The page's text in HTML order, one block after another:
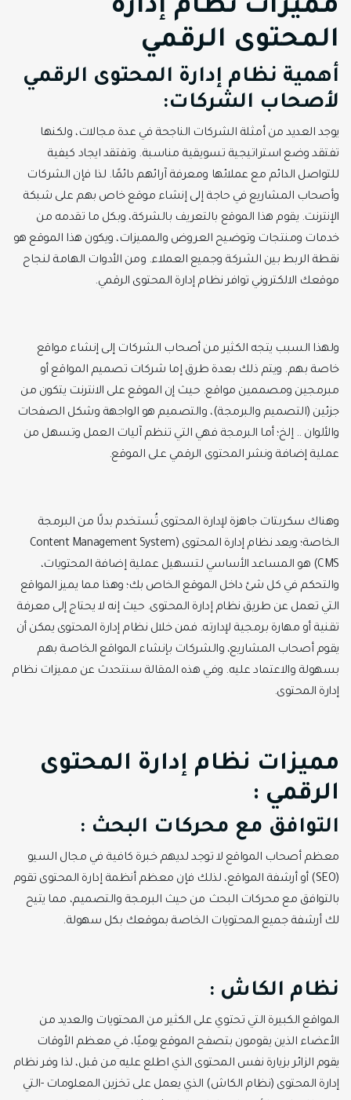
مميزات نظام إدارة
المحتوى الرقمي
أهمية نظام إدارة المحتوى الرقمي
لأصحاب الشركات:‏
يوجد العديد من أمثلة الشركات الناجحة في عدة مجالات، ولكنها
تفتقد وضع استراتيجية تسويقية مناسبة. ‏وتفتقد ايجاد كيفية
للتواصل الدائم مع عملائها ومعرفة آرائهم دائمًا. لذا فإن الشركات
وأصحاب المشاريع في ‏حاجة إلى إنشاء موقع خاص بهم على شبكة
الإنترنت. يقوم هذا الموقع بالتعريف بالشركة، وبكل ما ‏تقدمه من
خدمات ومنتجات وتوضيح العروض والمميزات، ويكون هذا الموقع هو
نقطة الربط ‏بين الشركة وجميع العملاء. ومن الأدوات الهامة لنجاح
موقعك الالكتروني توافر نظام إدارة المحتوى الرقمي.‏
ولهذا السبب يتجه الكثير من أصحاب الشركات إلى إنشاء مواقع
خاصة بهم. ويتم ذلك بعدة طرق إما شركات تصميم المواقع أو
مبرمجين ‏ومصممين مواقع. حيث إن الموقع على الانترنت يتكون من
جزئين (التصميم والبرمجة)، ‏والتصميم هو الواجهة وشكل الصفحات
والألوان .. إلخ؛ أما البرمجة فهي التي تنظم آليات العمل ‏وتسهل من
عملية إضافة ونشر المحتوى الرقمي على الموقع.‏
وهناك سكربتات جاهزة ﻹدارة المحتوى تُستخدم بدلًا من البرمجة
الخاصة؛ ويعد نظام إدارة ‏المحتوى (‏Content Management System
CMS‏) هو المساعد اﻷساسي لتسهيل عملية إضافة ‏المحتويات،
والتحكم في كل شئ داخل الموقع الخاص بك؛ وهذا مما يميز المواقع
التي تعمل عن ‏طريق نظام إدارة المحتوى. حيث إنه لا يحتاج إلى معرفة
تقنية أو مهارة برمجية ﻹدارته. فمن ‏خلال نظام إدارة المحتوى يمكن أن
يقوم أصحاب المشاريع، والشركات بإنشاء المواقع الخاصة بهم
‏بسهولة والاعتماد عليه.‏ وفي هذه المقالة سنتحدث عن مميزات نظام
إدارة المحتوى.‏
مميزات نظام إدارة المحتوى
الرقمي :‏
‏التوافق مع محركات البحث :
معظم أصحاب المواقع لا توجد لديهم خبرة كافية في مجال السيو
(‏SEO‏) أو أرشفة المواقع، لذلك ‏فإن معظم أنظمة إدارة المحتوى تقوم
بالتوافق مع محركات البحث من حيث البرمجة والتصميم، ‏مما يتيح
لك أرشفة جميع المحتويات الخاصة بموقعك بكل سهولة.
‏‏نظام الكاش :
المواقع الكبيرة التي تحتوي على الكثير من المحتويات والعديد من
الأعضاء الذين يقومون بتصفح ‏الموقع يوميًا، في معظم اﻷوقات
يقوم الزائر بزيارة نفس المحتوى الذي اطلع عليه من قبل، لذا ‏وفر نظام
إدارة المحتوى (نظام الكاش) الذي يعمل على تخزين المعلومات -التي